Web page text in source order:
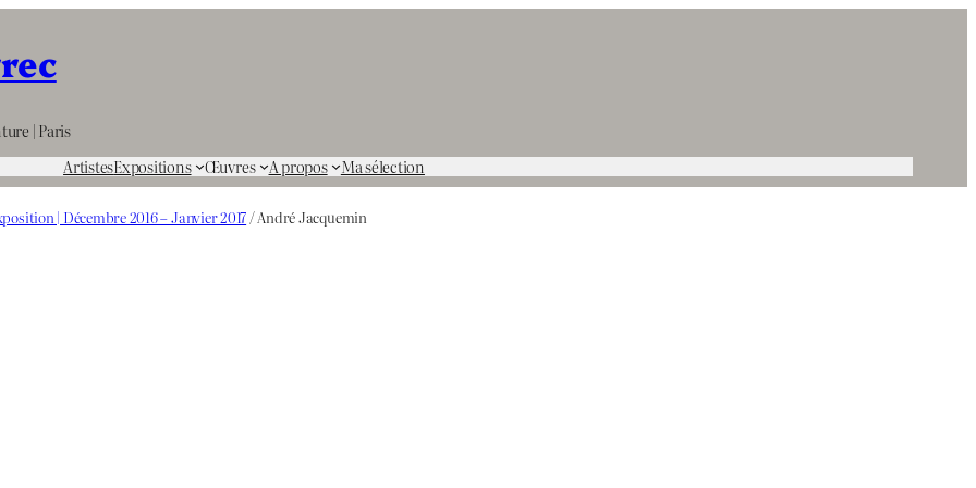
| Paris
ArtistesExpositions Œuvres A propos Ma sélection
| Décembre 2016 – Janvier 2017 / André Jacquemin